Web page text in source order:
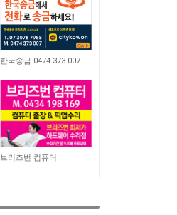
9,567
한국송금 0474 373 007
7,462
브리즈번 컴퓨터